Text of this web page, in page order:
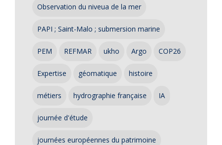
Observation du niveua de la mer
PAPI ; Saint-Malo ; submersion marine
PEM REFMAR ukho Argo COP26
Expertise géomatique histoire
métiers hydrographie française IA
journée d'étude
journées européennes du patrimoine